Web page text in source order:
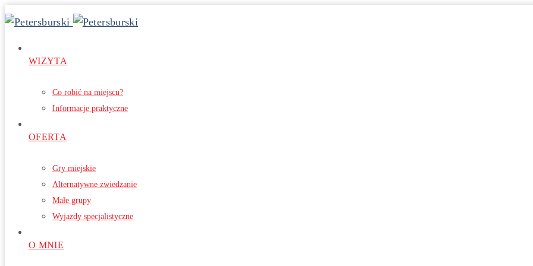
WIZYTA
Co robić na miejscu?
Informacje praktyczne
OFERTA
Gry miejskie
Alternatywne zwiedzanie
Małe grupy
Wyjazdy specjalistyczne
O MNIE